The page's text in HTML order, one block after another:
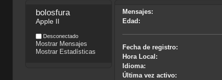
bolosfura
Apple II
Desconectado
Mostrar Mensajes
Mostrar Estadísticas
Mensajes:
Edad:
Fecha de registro:
Hora Local:
Idioma:
Última vez activo: